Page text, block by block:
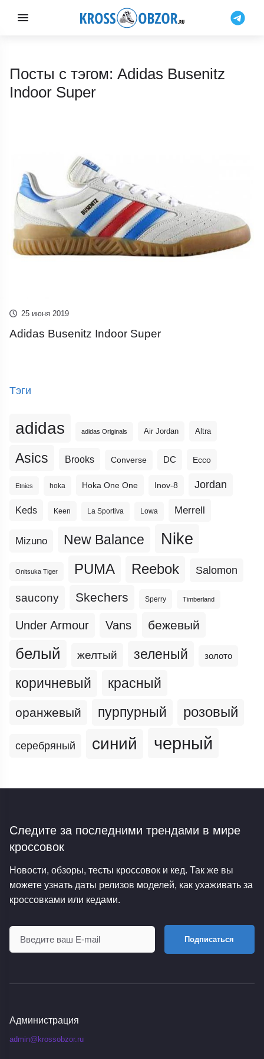
Посты с тэгом: Adidas Busenitz
Indoor Super
25 июня 2019
Adidas Busenitz Indoor Super
Тэги
adidas adidas Originals Air Jordan Altra
Asics Brooks Converse DC Ecco
Etnies hoka Hoka One One Inov-8 Jordan
Keds Keen La Sportiva Lowa Merrell
Mizuno New Balance Nike
Onitsuka Tiger PUMA Reebok Salomon
saucony Skechers Sperry Timberland
Under Armour Vans бежевый
белый желтый зеленый золото
коричневый красный
оранжевый пурпурный розовый
серебряный синий черный
Следите за последними трендами в мире
кроссовок
Новости, обзоры, тесты кроссовок и кед. Так же вы
можете узнать даты релизов моделей, как ухаживать за
кроссовками или кедами.
Подписаться
Администрация
admin@krossobzor.ru